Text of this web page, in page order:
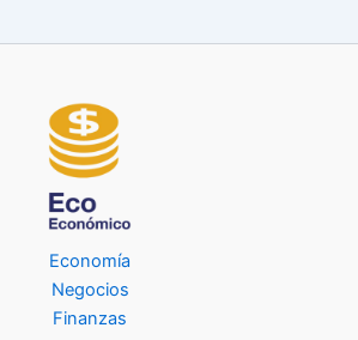
Economía
Negocios
Finanzas